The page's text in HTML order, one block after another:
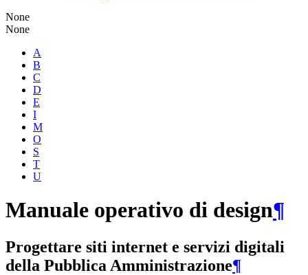
None
None
A
B
C
D
E
I
M
O
S
T
U
Manuale operativo di design¶
Progettare siti internet e servizi digitali
della Pubblica Amministrazione¶